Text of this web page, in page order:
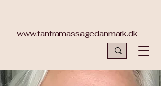
www.tantramassagedanmark.dk